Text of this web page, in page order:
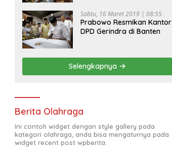
Sabtu, 16 Maret 2019 | 08:55
Prabowo Resmikan Kantor
DPD Gerindra di Banten
Selengkapnya
Berita Olahraga
Ini contoh widget dengan style gallery pada
kategori olahraga, anda bisa mengaturnya pada
widget recent post wpberita.